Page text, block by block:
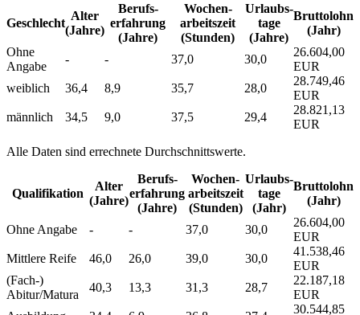
Geschlecht
Alter
(Jahre)
Berufs­
erfahrung
(Jahre)
Wochen­
arbeitszeit
(Stunden)
Urlaubs­
tage
(Jahre)
Bruttolohn
(Jahr)
Ohne
Angabe
- - 37,0 30,0
26.604,00
EUR
weiblich
36,4 8,9 35,7 28,0
28.749,46
EUR
männlich
34,5 9,0 37,5 29,4
28.821,13
EUR
Alle Daten sind errechnete Durchschnittswerte.
Qualifikation
Alter
(Jahre)
Berufs­
erfahrung
(Jahre)
Wochen­
arbeitszeit
(Stunden)
Urlaubs­
tage
(Jahr)
Bruttolohn
(Jahr)
Ohne Angabe - - 37,0 30,0
26.604,00
EUR
Mittlere Reife
46,0 26,0 39,0 30,0
41.538,46
EUR
(Fach-)
Abitur/Matura
40,3 13,3 31,3 28,7
22.187,18
EUR
30.544,85